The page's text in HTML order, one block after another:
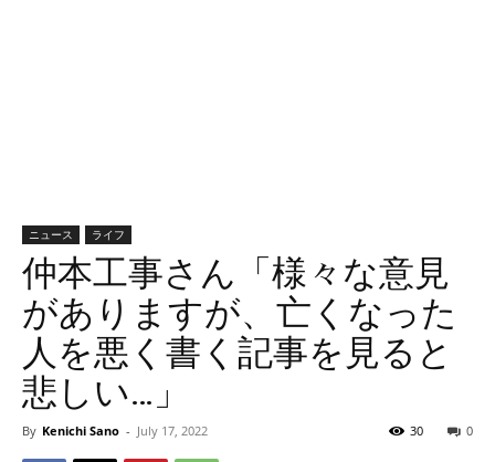
ニュース ライフ
仲本工事さん「様々な意見
がありますが、亡くなった
人を悪く書く記事を見ると
悲しい…」
By Kenichi Sano - July 17, 2022 0
30